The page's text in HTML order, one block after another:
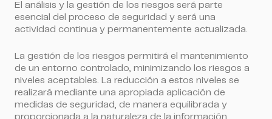
El análisis y la gestión de los riesgos será parte
esencial del proceso de seguridad y será una
actividad continua y permanentemente actualizada.
La gestión de los riesgos permitirá el mantenimiento
de un entorno controlado, minimizando los riesgos a
niveles aceptables. La reducción a estos niveles se
realizará mediante una apropiada aplicación de
medidas de seguridad, de manera equilibrada y
proporcionada a la naturaleza de la información